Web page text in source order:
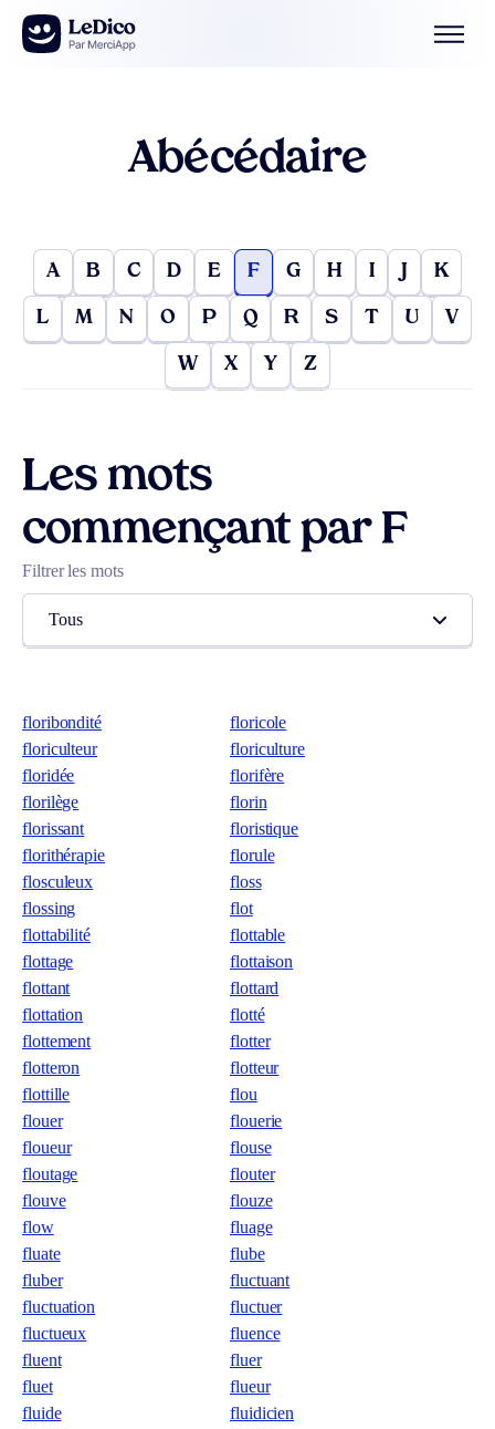
Aller au contenu
Abécédaire
A B C D E F G H I J K
L M N O P Q R S T U V
W X Y Z
Les mots
commençant par F
Filtrer les mots
Tous
floribondité
floricole
floriculteur
floriculture
floridée
florifère
florilège
florin
florissant
floristique
florithérapie
florule
flosculeux
floss
flossing
flot
flottabilité
flottable
flottage
flottaison
flottant
flottard
flottation
flotté
flottement
flotter
flotteron
flotteur
flottille
flou
flouer
flouerie
floueur
flouse
floutage
flouter
flouve
flouze
flow
fluage
fluate
flube
fluber
fluctuant
fluctuation
fluctuer
fluctueux
fluence
fluent
fluer
fluet
flueur
fluide
fluidicien